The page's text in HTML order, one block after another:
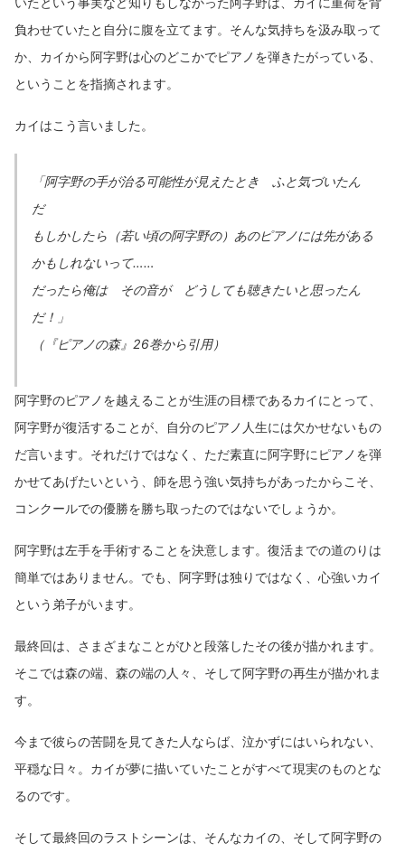
負わせていたと自分に腹を立てます。そんな気持ちを汲み取って
か、カイから阿字野は心のどこかでピアノを弾きたがっている、
ということを指摘されます。
カイはこう言いました。
「阿字野の手が治る可能性が見えたとき ふと気づいたん
だ
もしかしたら（若い頃の阿字野の）あのピアノには先がある
かもしれないって……
だったら俺は その音が どうしても聴きたいと思ったん
だ！」
（『ピアノの森』26巻から引用）
阿字野のピアノを越えることが生涯の目標であるカイにとって、
阿字野が復活することが、自分のピアノ人生には欠かせないもの
だ言います。それだけではなく、ただ素直に阿字野にピアノを弾
かせてあげたいという、師を思う強い気持ちがあったからこそ、
コンクールでの優勝を勝ち取ったのではないでしょうか。
阿字野は左手を手術することを決意します。復活までの道のりは
簡単ではありません。でも、阿字野は独りではなく、心強いカイ
という弟子がいます。
最終回は、さまざまなことがひと段落したその後が描かれます。
そこでは森の端、森の端の人々、そして阿字野の再生が描かれま
す。
今まで彼らの苦闘を見てきた人ならば、泣かずにはいられない、
平穏な日々。カイが夢に描いていたことがすべて現実のものとな
るのです。
そして最終回のラストシーンは、そんなカイの、そして阿字野の